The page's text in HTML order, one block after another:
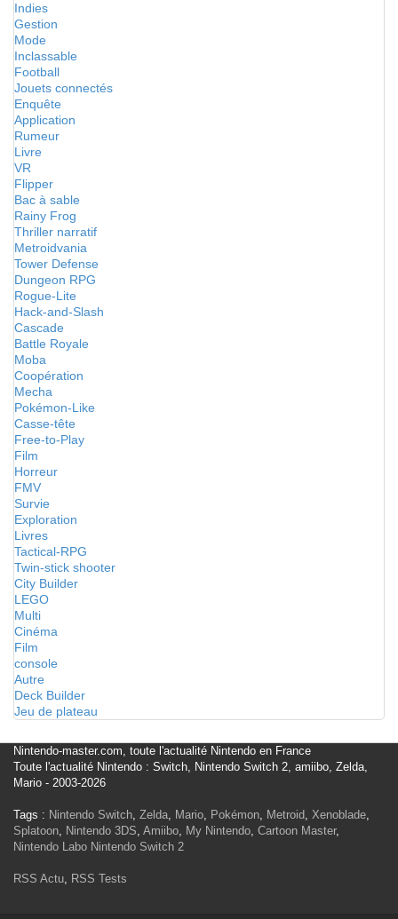
Indies
Gestion
Mode
Inclassable
Football
Jouets connectés
Enquête
Application
Rumeur
Livre
VR
Flipper
Bac à sable
Rainy Frog
Thriller narratif
Metroidvania
Tower Defense
Dungeon RPG
Rogue-Lite
Hack-and-Slash
Cascade
Battle Royale
Moba
Coopération
Mecha
Pokémon-Like
Casse-tête
Free-to-Play
Film
Horreur
FMV
Survie
Exploration
Livres
Tactical-RPG
Twin-stick shooter
City Builder
LEGO
Multi
Cinéma
Film
console
Autre
Deck Builder
Jeu de plateau
Nintendo-master.com, toute l'actualité Nintendo en France
Toute l'actualité Nintendo : Switch, Nintendo Switch 2, amiibo, Zelda,
Mario - 2003-2026
Tags : Nintendo Switch, Zelda, Mario, Pokémon, Metroid, Xenoblade,
Splatoon, Nintendo 3DS, Amiibo, My Nintendo, Cartoon Master,
Nintendo Labo Nintendo Switch 2
RSS Actu, RSS Tests